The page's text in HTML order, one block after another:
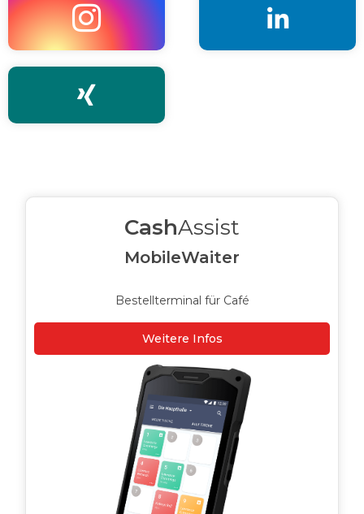
 

CashAssist
MobileWaiter
Bestellterminal für Café
Weitere Infos